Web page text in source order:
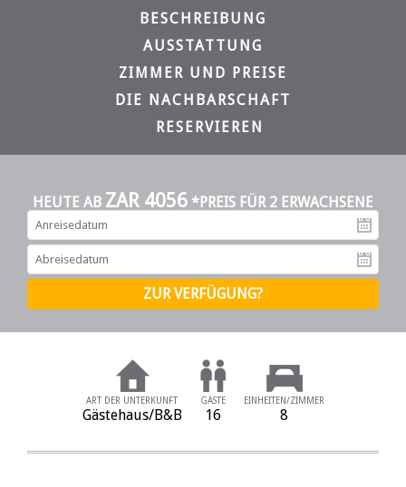
BESCHREIBUNG
AUSSTATTUNG
ZIMMER UND PREISE
DIE NACHBARSCHAFT
RESERVIEREN
HEUTE AB ZAR 4056 *PREIS FÜR 2 ERWACHSENE
ART DER UNTERKUNFT
Gästehaus/B&B
GÄSTE
16
EINHEITEN/ZIMMER
8